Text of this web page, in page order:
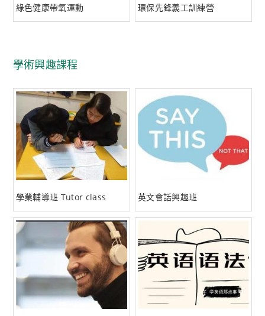
綠色健康帶氧運動 環保先鋒義工訓練營
學術興趣課程
學業輔導班 Tutor class 英文會話興趣班